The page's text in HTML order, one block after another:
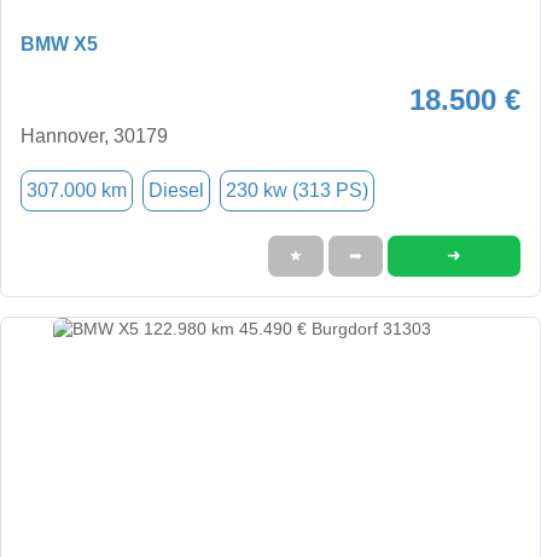
BMW X5
18.500 €
Hannover, 30179
307.000 km Diesel 230 kw (313 PS)
★ ➦ ➜